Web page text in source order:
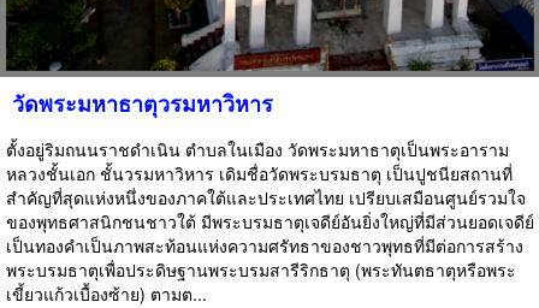
วัดพระมหาธาตุวรมหาวิหาร
ตั้งอยู่ริมถนนราชดำเนิน ตำบลในเมือง วัดพระมหาธาตุเป็นพระอาราม
หลวงชั้นเอก ชั้นวรมหาวิหาร เดิมชื่อวัดพระบรมธาตุ เป็นปูชนียสถานที่
สำคัญที่สุดแห่งหนึ่งของภาคใต้และประเทศไทย เปรียบเสมือนศูนย์รวมใจ
ของพุทธศาสนิกชนชาวใต้ มีพระบรมธาตุเจดีย์อันยิ่งใหญ่ที่มีส่วนยอดเจดีย์
เป็นทองคำเป็นภาพสะท้อนแห่งความศรัทธาของชาวพุทธที่มีต่อการสร้าง
พระบรมธาตุเพื่อประดิษฐานพระบรมสารีริกธาตุ (พระทันตธาตุหรือพระ
เขี้ยวแก้วเบื้องซ้าย) ตามต...